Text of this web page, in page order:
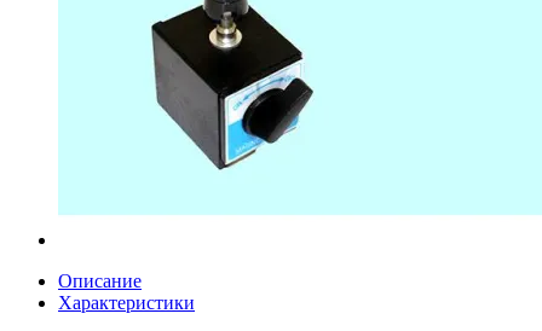
Описание
Характеристики